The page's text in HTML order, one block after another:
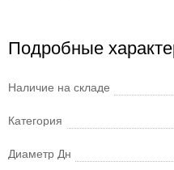
Подробные
Наличие на складе
Категория
Диаметр Дн